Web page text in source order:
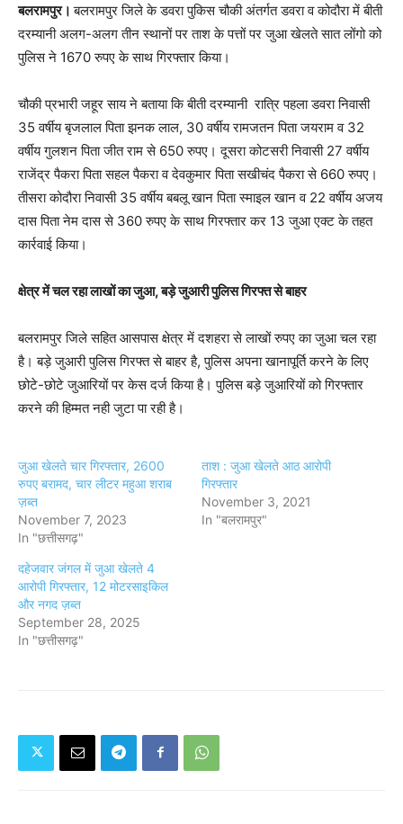
बलरामपुर।बलरामपुर जिले के डवरा पुकिस चौकी अंतर्गत डवरा व कोदौरा में बीती
दरम्यानी अलग-अलग तीन स्थानों पर ताश के पत्तों पर जुआ खेलते सात लोंगो को
पुलिस ने 1670 रुपए के साथ गिरफ्तार किया।
चौकी प्रभारी जहूर साय ने बताया कि बीती दरम्यानी रात्रि पहला डवरा निवासी
35 वर्षीय बृजलाल पिता झनक लाल, 30 वर्षीय रामजतन पिता जयराम व 32
वर्षीय गुलशन पिता जीत राम से 650 रुपए। दूसरा कोटसरी निवासी 27 वर्षीय
राजेंद्र पैकरा पिता सहल पैकरा व देवकुमार पिता सखीचंद पैकरा से 660 रुपए।
तीसरा कोदौरा निवासी 35 वर्षीय बबलू खान पिता स्माइल खान व 22 वर्षीय अजय
दास पिता नेम दास से 360 रुपए के साथ गिरफ्तार कर 13 जुआ एक्ट के तहत
कार्रवाई किया।
क्षेत्र में चल रहा लाखों का जुआ, बड़े जुआरी पुलिस गिरफ्त से बाहर
बलरामपुर जिले सहित आसपास क्षेत्र में दशहरा से लाखों रुपए का जुआ चल रहा
है। बड़े जुआरी पुलिस गिरफ्त से बाहर है, पुलिस अपना खानापूर्ति करने के लिए
छोटे-छोटे जुआरियों पर केस दर्ज किया है। पुलिस बड़े जुआरियों को गिरफ्तार
करने की हिम्मत नही जुटा पा रही है।
जुआ खेलते चार गिरफ्तार, 2600
रुपए बरामद, चार लीटर महुआ शराब
ज़ब्त
November 7, 2023
In "छत्तीसगढ़"
ताश : जुआ खेलते आठ आरोपी
गिरफ्तार
November 3, 2021
In "बलरामपुर"
दहेजवार जंगल में जुआ खेलते 4
आरोपी गिरफ्तार, 12 मोटरसाइकिल
और नगद ज़ब्त
September 28, 2025
In "छत्तीसगढ़"